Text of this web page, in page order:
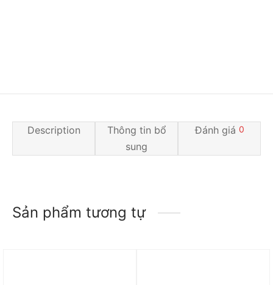
Description
Thông tin bổ
sung
Đánh giá 0
Sản phẩm tương tự